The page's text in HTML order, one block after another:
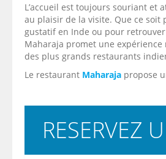
L’accueil est toujours souriant et
au plaisir de la visite. Que ce soit
gustatif en Inde ou pour
Maharaja promet une
des plus grands restaurants
Le restaurant Maharaja propose
RESERVEZ